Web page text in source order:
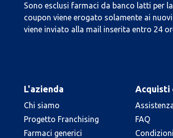
Sono esclusi farmaci da banco latti per
coupon viene erogato solamente ai
viene inviato alla mail inserita entro 24
L'azienda
Chi siamo
Progetto Franchising
Farmaci generici
Acquisti
FAQ